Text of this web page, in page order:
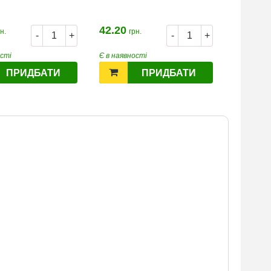
- +
ПРИДБАТИ
- +
42.20 грн.
Є в наявності
ПРИДБАТИ